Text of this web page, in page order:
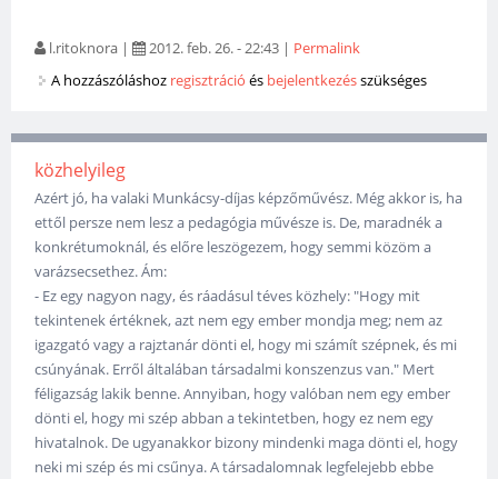
l.ritoknora | 2012. feb. 26. - 22:43 | Permalink
A hozzászóláshoz regisztráció és bejelentkezésszükséges
közhelyileg
Azért jó, ha valaki Munkácsy-díjas képzőművész. Még akkor is, ha
ettől persze nem lesz a pedagógia művésze is. De, maradnék a
konkrétumoknál, és előre leszögezem, hogy semmi közöm a
varázsecsethez. Ám:
- Ez egy nagyon nagy, és ráadásul téves közhely: "Hogy mit
tekintenek értéknek, azt nem egy ember mondja meg; nem az
igazgató vagy a rajztanár dönti el, hogy mi számít szépnek, és mi
csúnyának. Erről általában társadalmi konszenzus van." Mert
féligazság lakik benne. Annyiban, hogy valóban nem egy ember
dönti el, hogy mi szép abban a tekintetben, hogy ez nem egy
hivatalnok. De ugyanakkor bizony mindenki maga dönti el, hogy
neki mi szép és mi csűnya. A társadalomnak legfelejebb ebbe